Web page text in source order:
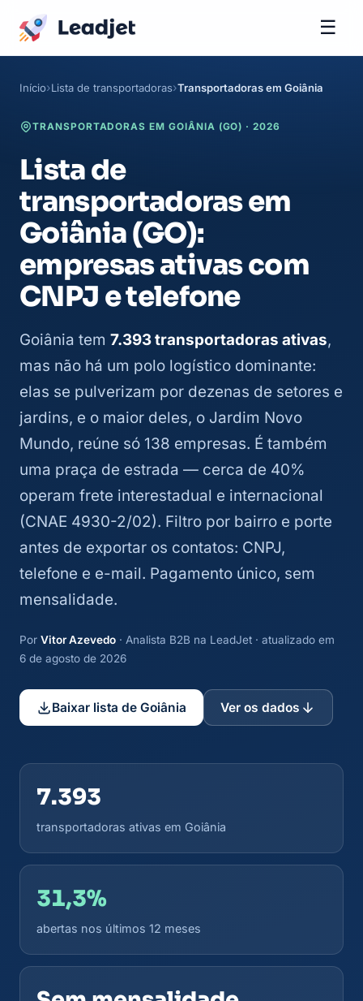
☰
Início Lista de transportadoras Transportadoras em Goiânia
TRANSPORTADORAS EM GOIÂNIA (GO) · 2026
Lista de
transportadoras em
Goiânia (GO):
empresas ativas com
CNPJ e telefone
Goiânia tem 7.393 transportadoras ativas,
mas não há um polo logístico dominante:
elas se pulverizam por dezenas de setores e
jardins, e o maior deles, o Jardim Novo
Mundo, reúne só 138 empresas. É também
uma praça de estrada — cerca de 40%
operam frete interestadual e internacional
(CNAE 4930-2/02). Filtro por bairro e porte
antes de exportar os contatos: CNPJ,
telefone e e-mail. Pagamento único, sem
mensalidade.
Por Vitor Azevedo · Analista B2B na LeadJet · atualizado em
6 de agosto de 2026
Baixar lista de Goiânia Ver os dados
7.393
transportadoras ativas em Goiânia
31,3%
abertas nos últimos 12 meses